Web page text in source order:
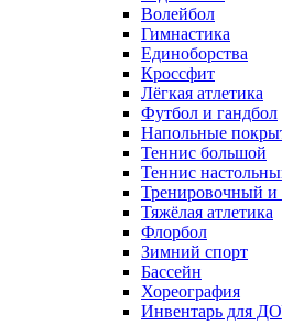
Волейбол
Гимнастика
Единоборства
Кроссфит
Лёгкая атлетика
Футбол и гандбол
Напольные
Теннис большой
Теннис
Тренировочный и
Тяжёлая атлетика
Флорбол
Зимний спорт
Бассейн
Хореография
Инвентарь для